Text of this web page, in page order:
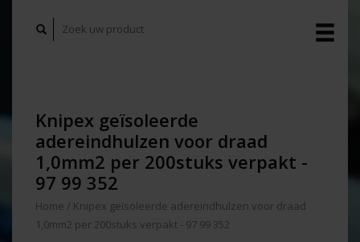
Knipex geïsoleerde
adereindhulzen voor draad
1,0mm2 per 200stuks verpakt -
97 99 352
Home / Knipex geïsoleerde adereindhulzen voor draad
1,0mm2 per 200stuks verpakt - 97 99 352